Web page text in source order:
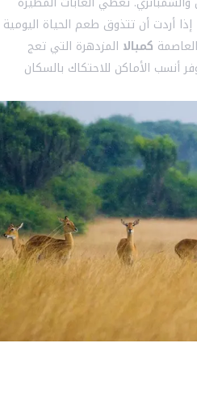
أردت أن تتذوق طعم الحياة اليومية
كمبالا المزدهرة التي تعج
أنسب الأماكن للاحتكاك بالسكان